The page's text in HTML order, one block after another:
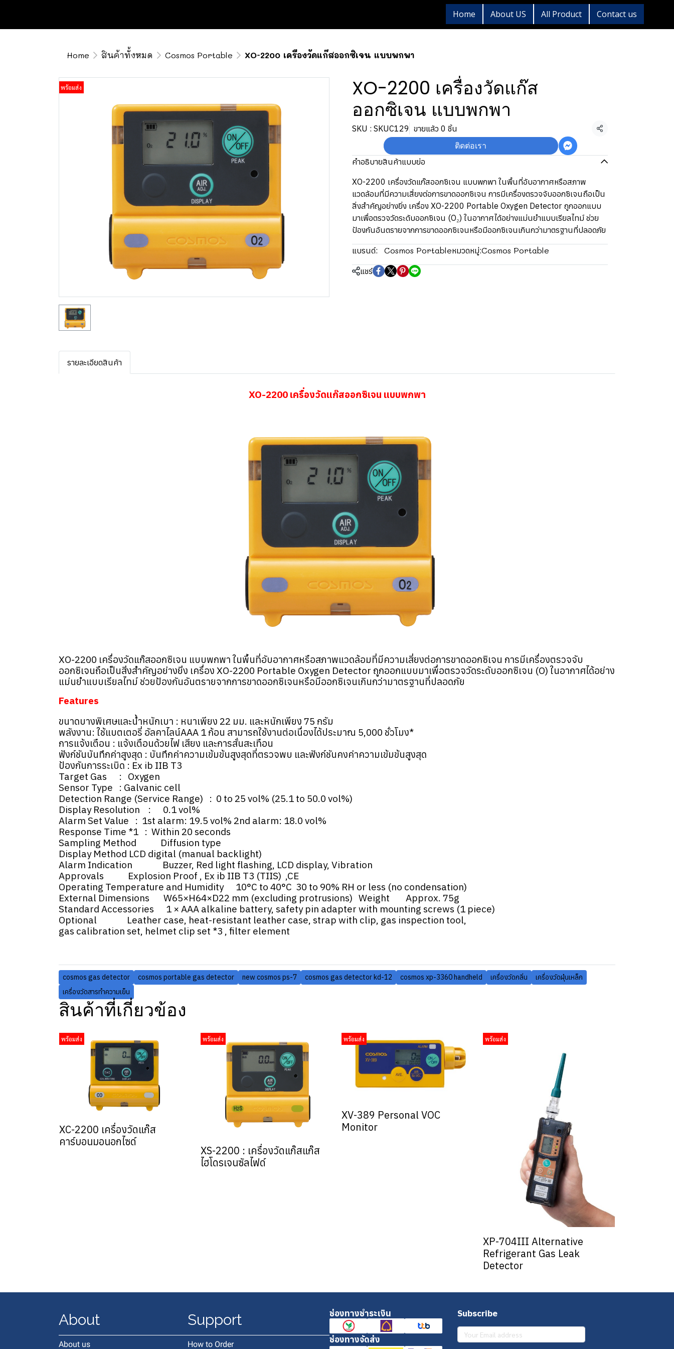
Home About US All Product Contact us
Home สินค้าทั้งหมด Cosmos Portable XO-2200 เครื่องวัดแก๊สออกซิเจน แบบพกพา
พร้อมส่ง
XO-2200 เครื่องวัดแก๊ส
ออกซิเจน แบบพกพา
SKU : SKUC129 ขายแล้ว 0 ชิ้น
แชร์
ติดต่อเรา
คำอธิบายสินค้าแบบย่อ
XO-2200 เครื่องวัดแก๊สออกซิเจน แบบพกพา ในพื้นที่อับอากาศหรือสภาพ
แวดล้อมที่มีความเสี่ยงต่อการขาดออกซิเจน การมีเครื่องตรวจจับออกซิเจนถือเป็น
สิ่งสำคัญอย่างยิ่ง เครื่อง XO-2200 Portable Oxygen Detector ถูกออกแบบ
มาเพื่อตรวจวัดระดับออกซิเจน (O₂) ในอากาศได้อย่างแม่นยำแบบเรียลไทม์ ช่วย
ป้องกันอันตรายจากการขาดออกซิเจนหรือมีออกซิเจนเกินกว่ามาตรฐานที่ปลอดภัย
แบรนด์: Cosmos Portableหมวดหมู่:Cosmos Portable
แชร์
รายละเอียดสินค้า
XO-2200 เครื่องวัดแก๊สออกซิเจน แบบพกพา
XO-2200 เครื่องวัดแก๊สออกซิเจน แบบพกพา ในพื้นที่อับอากาศหรือสภาพแวดล้อมที่มีความเสี่ยงต่อการขาดออกซิเจน การมีเครื่องตรวจจับ
ออกซิเจนถือเป็นสิ่งสำคัญอย่างยิ่ง เครื่อง XO-2200 Portable Oxygen Detector ถูกออกแบบมาเพื่อตรวจวัดระดับออกซิเจน (O) ในอากาศได้อย่าง
แม่นยำแบบเรียลไทม์ ช่วยป้องกันอันตรายจากการขาดออกซิเจนหรือมีออกซิเจนเกินกว่ามาตรฐานที่ปลอดภัย
Features
ขนาดบางพิเศษและน้ำหนักเบา : หนาเพียง 22 มม. และหนักเพียง 75 กรัม
พลังงาน: ใช้แบตเตอรี่ อัลคาไลน์AAA 1 ก้อน สามารถใช้งานต่อเนื่องได้ประมาณ 5,000 ชั่วโมง*
การแจ้งเตือน : แจ้งเตือนด้วยไฟ เสียง และการสั่นสะเทือน
ฟังก์ชันบันทึกค่าสูงสุด : บันทึกค่าความเข้มข้นสูงสุดที่ตรวจพบ และฟังก์ชันคงค่าความเข้มข้นสูงสุด
ป้องกันการระเบิด : Ex ib IIB T3
Target Gas : Oxygen
Sensor Type : Galvanic cell
Detection Range (Service Range) : 0 to 25 vol% (25.1 to 50.0 vol%)
Display Resolution : 0.1 vol%
Alarm Set Value : 1st alarm: 19.5 vol% 2nd alarm: 18.0 vol%
Response Time *1 : Within 20 seconds
Sampling Method Diffusion type
Display Method LCD digital (manual backlight)
Alarm Indication Buzzer, Red light flashing, LCD display, Vibration
Approvals Explosion Proof , Ex ib IIB T3 (TIIS) ,CE
Operating Temperature and Humidity 10°C to 40°C 30 to 90% RH or less (no condensation)
External Dimensions W65×H64×D22 mm (excluding protrusions) Weight Approx. 75g
Standard Accessories 1 × AAA alkaline battery, safety pin adapter with mounting screws (1 piece)
Optional Leather case, heat-resistant leather case, strap with clip, gas inspection tool,
gas calibration set, helmet clip set *3 , filter element
cosmos gas detector cosmos portable gas detector new cosmos ps-7 cosmos gas detector kd-12 cosmos xp-3360 handheld เครื่องวัดกลิ่น
เครื่องวัดฝุ่นเหล็ก
เครื่องวัดสารทำความเย็น
สินค้าที่เกี่ยวข้อง
พร้อมส่ง
XC-2200 เครื่องวัดแก๊ส
คาร์บอนมอนอกไซด์
พร้อมส่ง
XS-2200 : เครื่องวัดแก๊สแก๊ส
ไฮโดรเจนซัลไฟด์
พร้อมส่ง
XV-389 Personal VOC
Monitor
พร้อมส่ง
XP-704III Alternative
Refrigerant Gas Leak
Detector
About
About us
Support
How to Order
ช่องทางชำระเงิน
ช่องทางจัดส่ง
Subscribe